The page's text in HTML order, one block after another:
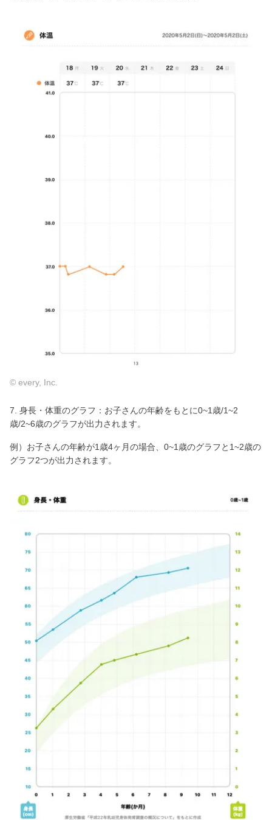
© every, Inc.
7. 身長・体重のグラフ：お子さんの年齢をもとに0~1歳/1~2
歳/2~6歳のグラフが出力されます。
例）お子さんの年齢が1歳4ヶ月の場合、0~1歳のグラフと1~2歳の
グラフ2つが出力されます。